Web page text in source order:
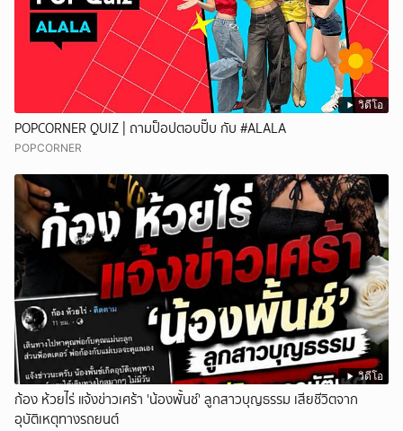
วิดีโอ
POPCORNER QUIZ | ถามป็อปตอบปั๊บ กับ #ALALA
POPCORNER
วิดีโอ
ก้อง ห้วยไร่ แจ้งข่าวเศร้า 'น้องพั้นช์' ลูกสาวบุญธรรม เสียชีวิตจาก
อุบัติเหตุทางรถยนต์